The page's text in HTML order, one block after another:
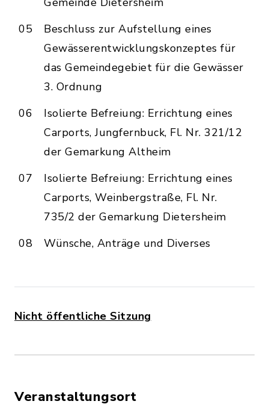
05
Beschluss zur Aufstellung eines
Gewässerentwicklungskonzeptes für
das Gemeindegebiet für die Gewässer
3. Ordnung
06
Isolierte Befreiung: Errichtung eines
Carports, Jungfernbuck, Fl. Nr. 321/12
der Gemarkung Altheim
07
Isolierte Befreiung: Errichtung eines
Carports, Weinbergstraße, Fl. Nr.
735/2 der Gemarkung Dietersheim
08
Wünsche, Anträge und Diverses
Nicht öffentliche Sitzung
Veranstaltungsort